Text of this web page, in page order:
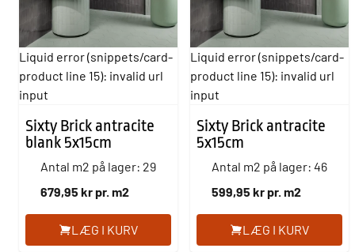
Liquid error (snippets/card-
product line 15): invalid url
input
Sixty Brick antracite
blank 5x15cm
Antal m2 på lager: 29
679,95 kr pr. m2
LÆG I KURV
Liquid error (snippets/card-
product line 15): invalid url
input
Sixty Brick antracite
5x15cm
Antal m2 på lager: 46
599,95 kr pr. m2
LÆG I KURV